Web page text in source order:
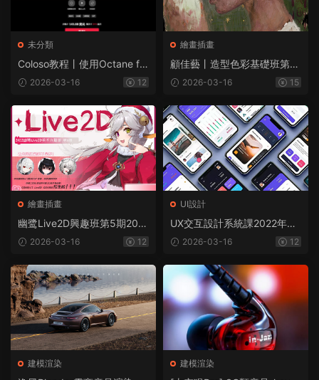
未分類
Coloso教程丨使用Octane for
Blender制作3D動漫風格機甲
2026-03-16 12
繪畫插畫
顧佳藝丨造型色彩基礎班第19
期2023年（畫質清晰帶課件
2026-03-16 15
繪畫插畫
幽鹭Live2D興趣班第5期202
3年（畫質清晰無素材）
2026-03-16 12
UI設計
UX交互設計系統課2022年
（畫質清晰無素材）
2026-03-16 12
建模渲染 建模渲染